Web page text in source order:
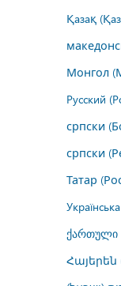
Қазақ
Монгол
Русский
српски
српски
Татар
ქართული